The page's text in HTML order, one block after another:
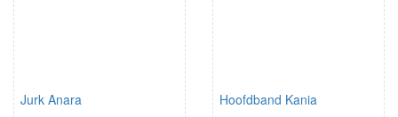
Jurk Anara Hoofdband Kania